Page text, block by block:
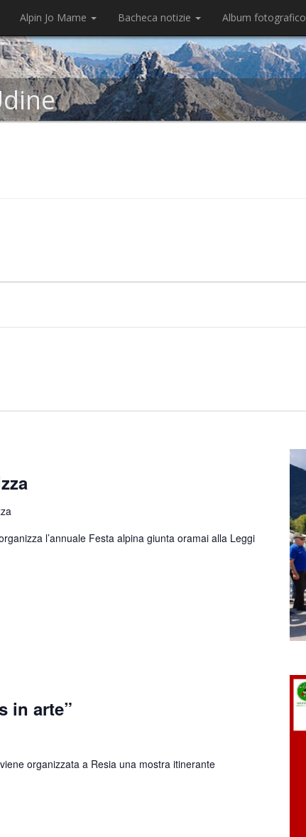
Alpin Jo Mame Bacheca notizie Album fotografico
l’annuale Festa alpina giunta oramai alla Leggi
in arte”
organizzata a Resia una mostra itinerante